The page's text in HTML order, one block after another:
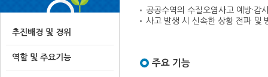
추진배경 및 경위
역할 및 주요기능
공공수역의 수질오염사고 예방·감
사고 발생 시 신속한 상황 전파 및
주요 기능